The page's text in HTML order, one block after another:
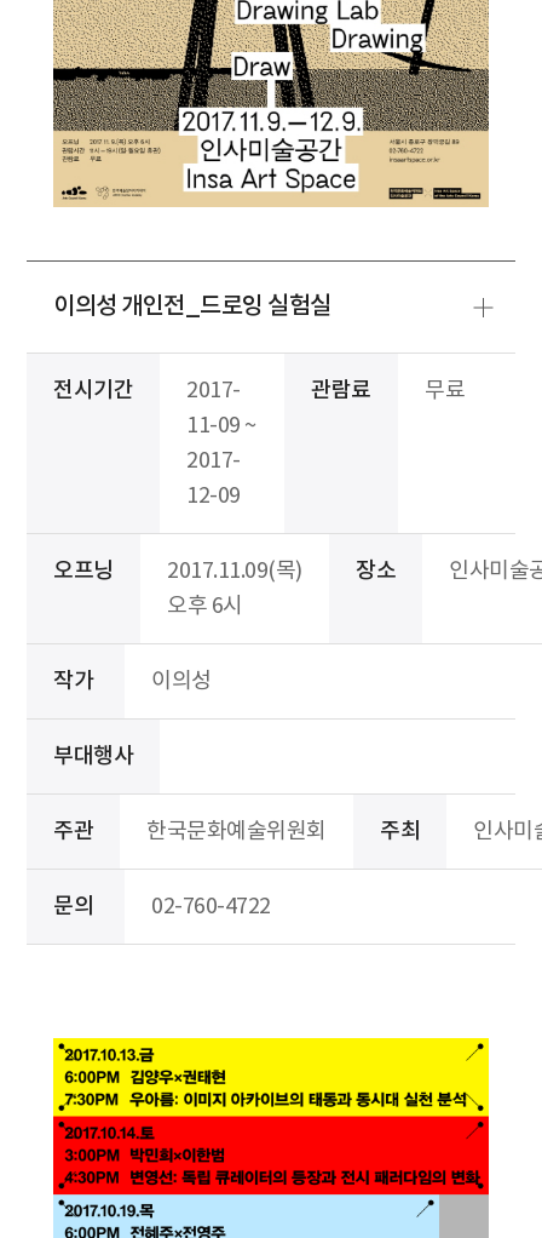
이의성 개인전_드로잉 실험실
전시기간
2017-
11-09 ~
2017-
12-09
관람료 무료
오프닝
2017.11.09(목)
오후 6시
장소 인사미술
작가 이의성
부대행사
주관 한국문화예술위원회 주최 인사미
문의 02-760-4722